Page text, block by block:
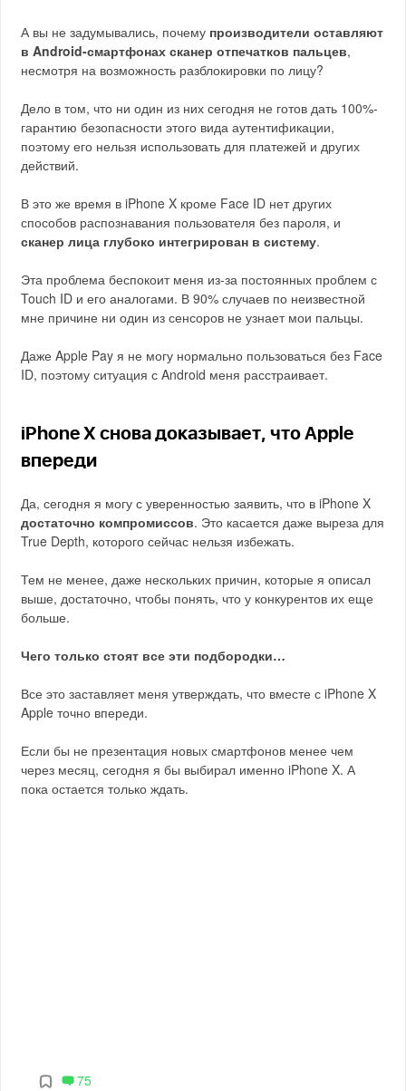
А вы не задумывались, почему производители оставляют
в Android-смартфонах сканер отпечатков пальцев,
несмотря на возможность разблокировки по лицу?
Дело в том, что ни один из них сегодня не готов дать 100%-
гарантию безопасности этого вида аутентификации,
поэтому его нельзя использовать для платежей и других
действий.
В это же время в iPhone X кроме Face ID нет других
способов распознавания пользователя без пароля, и
сканер лица глубоко интегрирован в систему.
Эта проблема беспокоит меня из-за постоянных проблем с
Touch ID и его аналогами. В 90% случаев по неизвестной
мне причине ни один из сенсоров не узнает мои пальцы.
Даже Apple Pay я не могу нормально пользоваться без Face
ID, поэтому ситуация с Android меня расстраивает.
iPhone X снова доказывает, что Apple
впереди
Да, сегодня я могу с уверенностью заявить, что в iPhone X
достаточно компромиссов. Это касается даже выреза для
True Depth, которого сейчас нельзя избежать.
Тем не менее, даже нескольких причин, которые я описал
выше, достаточно, чтобы понять, что у конкурентов их еще
больше.
Чего только стоят все эти подбородки…
Все это заставляет меня утверждать, что вместе с iPhone X
Apple точно впереди.
Если бы не презентация новых смартфонов менее чем
через месяц, сегодня я бы выбирал именно iPhone X. А
пока остается только ждать.
75